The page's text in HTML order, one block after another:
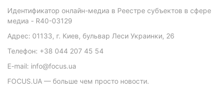
Идентификатор онлайн-медиа в Реестре субъектов в сфере
медиа - R40-03129
Адрес: 01133, г. Киев, бульвар Леси Украинки, 26
Телефон: +38 044 207 45 54
E-mail: info@focus.ua
FOCUS.UA — больше чем просто новости.